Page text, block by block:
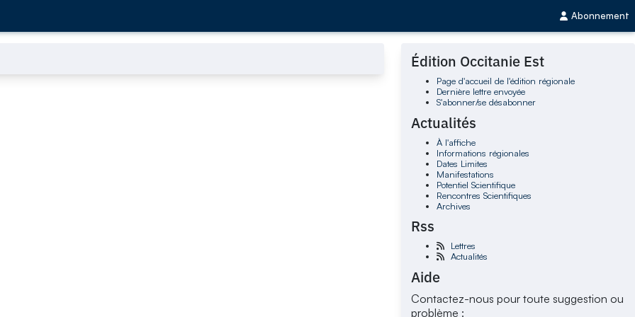
Abonnement
Édition Occitanie Est
Page d'accueil de l'édition régionale
Dernière lettre envoyée
S'abonner/se désabonner
Actualités
À l'affiche
Informations régionales
Dates Limites
Manifestations
Potentiel Scientifique
Rencontres Scientifiques
Archives
Rss
Lettres
Actualités
Aide
Contactez-nous pour toute suggestion ou
problème :